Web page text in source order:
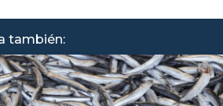
también: